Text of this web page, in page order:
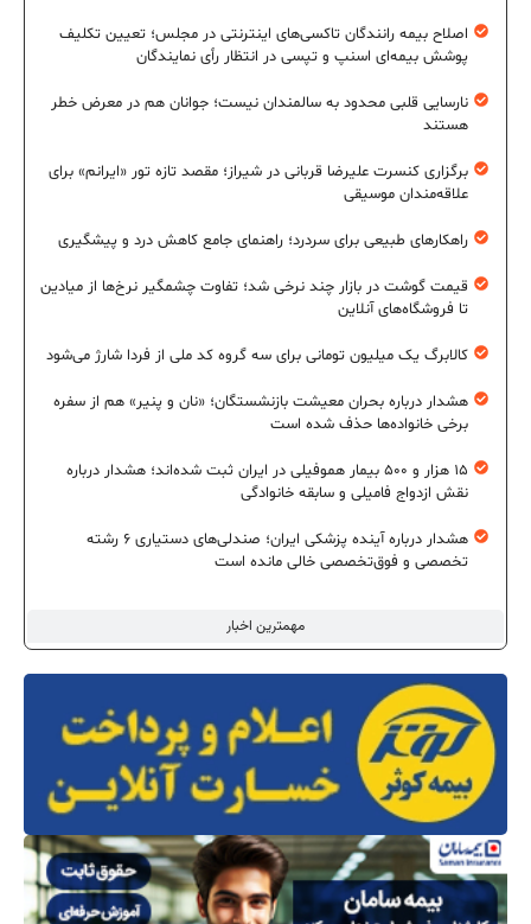
مهمترین اخبار
اصلاح بیمه رانندگان تاکسی‌های اینترنتی در مجلس؛ تعیین تکلیف
پوشش بیمه‌ای اسنپ و تپسی در انتظار رأی نمایندگان
نارسایی قلبی محدود به سالمندان نیست؛ جوانان هم در معرض خطر
هستند
برگزاری کنسرت علیرضا قربانی در شیراز؛ مقصد تازه تور «ایرانم» برای
علاقه‌مندان موسیقی
راهکارهای طبیعی برای سردرد؛ راهنمای جامع کاهش درد و پیشگیری
قیمت گوشت در بازار چند نرخی شد؛ تفاوت چشمگیر نرخ‌ها از میادین
تا فروشگاه‌های آنلاین
کالابرگ یک میلیون تومانی برای سه گروه کد ملی از فردا شارژ می‌شود
هشدار درباره بحران معیشت بازنشستگان؛ «نان و پنیر» هم از سفره
برخی خانواده‌ها حذف شده است
۱۵ هزار و ۵۰۰ بیمار هموفیلی در ایران ثبت شده‌اند؛ هشدار درباره
نقش ازدواج فامیلی و سابقه خانوادگی
هشدار درباره آینده پزشکی ایران؛ صندلی‌های دستیاری ۶ رشته
تخصصی و فوق‌تخصصی خالی مانده است